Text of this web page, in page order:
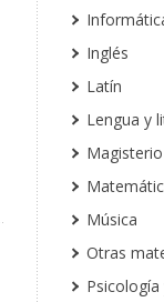
Inglés
Latín
Lengua y
Magisterio
Música
Otras